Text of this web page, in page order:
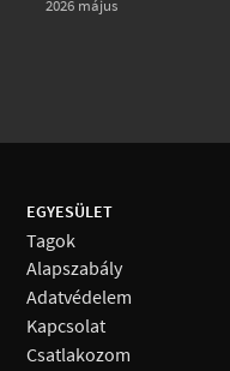
2026 május
EGYESÜLET
Tagok
Alapszabály
Adatvédelem
Kapcsolat
Csatlakozom